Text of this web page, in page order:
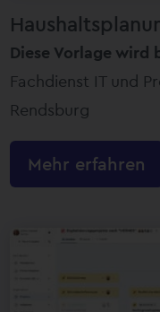
Diese Vorlage
Fachdienst IT und
Rendsburg
Mehr erfahren